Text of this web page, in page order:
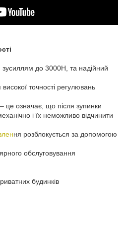
до 3000Н, та надійний
високої точності регулювань
це означає, що після зупинки
і їх неможливо відчинити
ня розблокується за допомогою
обслуговування
будинків